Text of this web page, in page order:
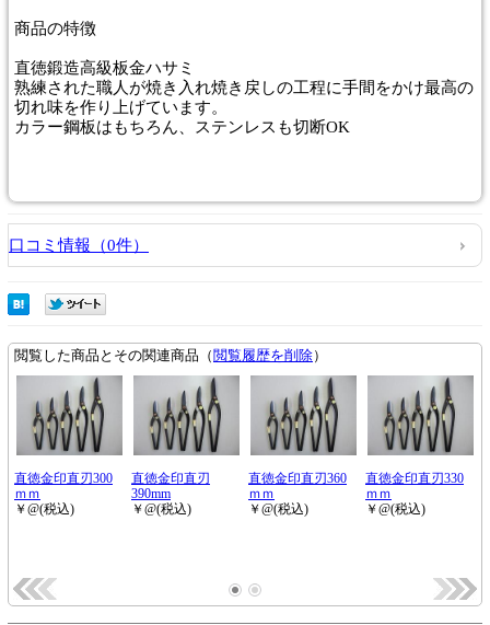
商品の特徴
直徳鍛造高級板金ハサミ
熟練された職人が焼き入れ焼き戻しの工程に手間をかけ最高の
切れ味を作り上げています。
カラー鋼板はもちろん、ステンレスも切断OK
口コミ情報（0件）